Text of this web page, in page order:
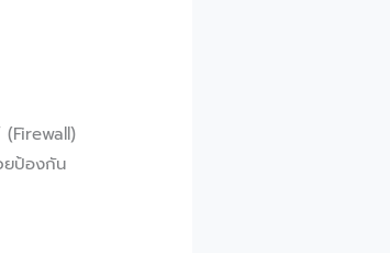
(Firewall)
ยป้องกัน